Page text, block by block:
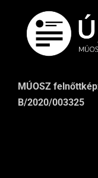
MÚOSZ
B/2020/003325